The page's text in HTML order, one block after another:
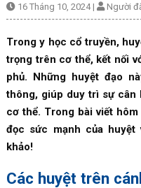
16 Tháng 10, 2024 | Người
Trong y học cổ truyền,
trọng trên cơ thể, kết nối
phủ. Những huyệt đạo
thông, giúp duy trì sự cân
cơ thể. Trong bài viết
đọc sức mạnh của
khảo!
Các huyệt trên